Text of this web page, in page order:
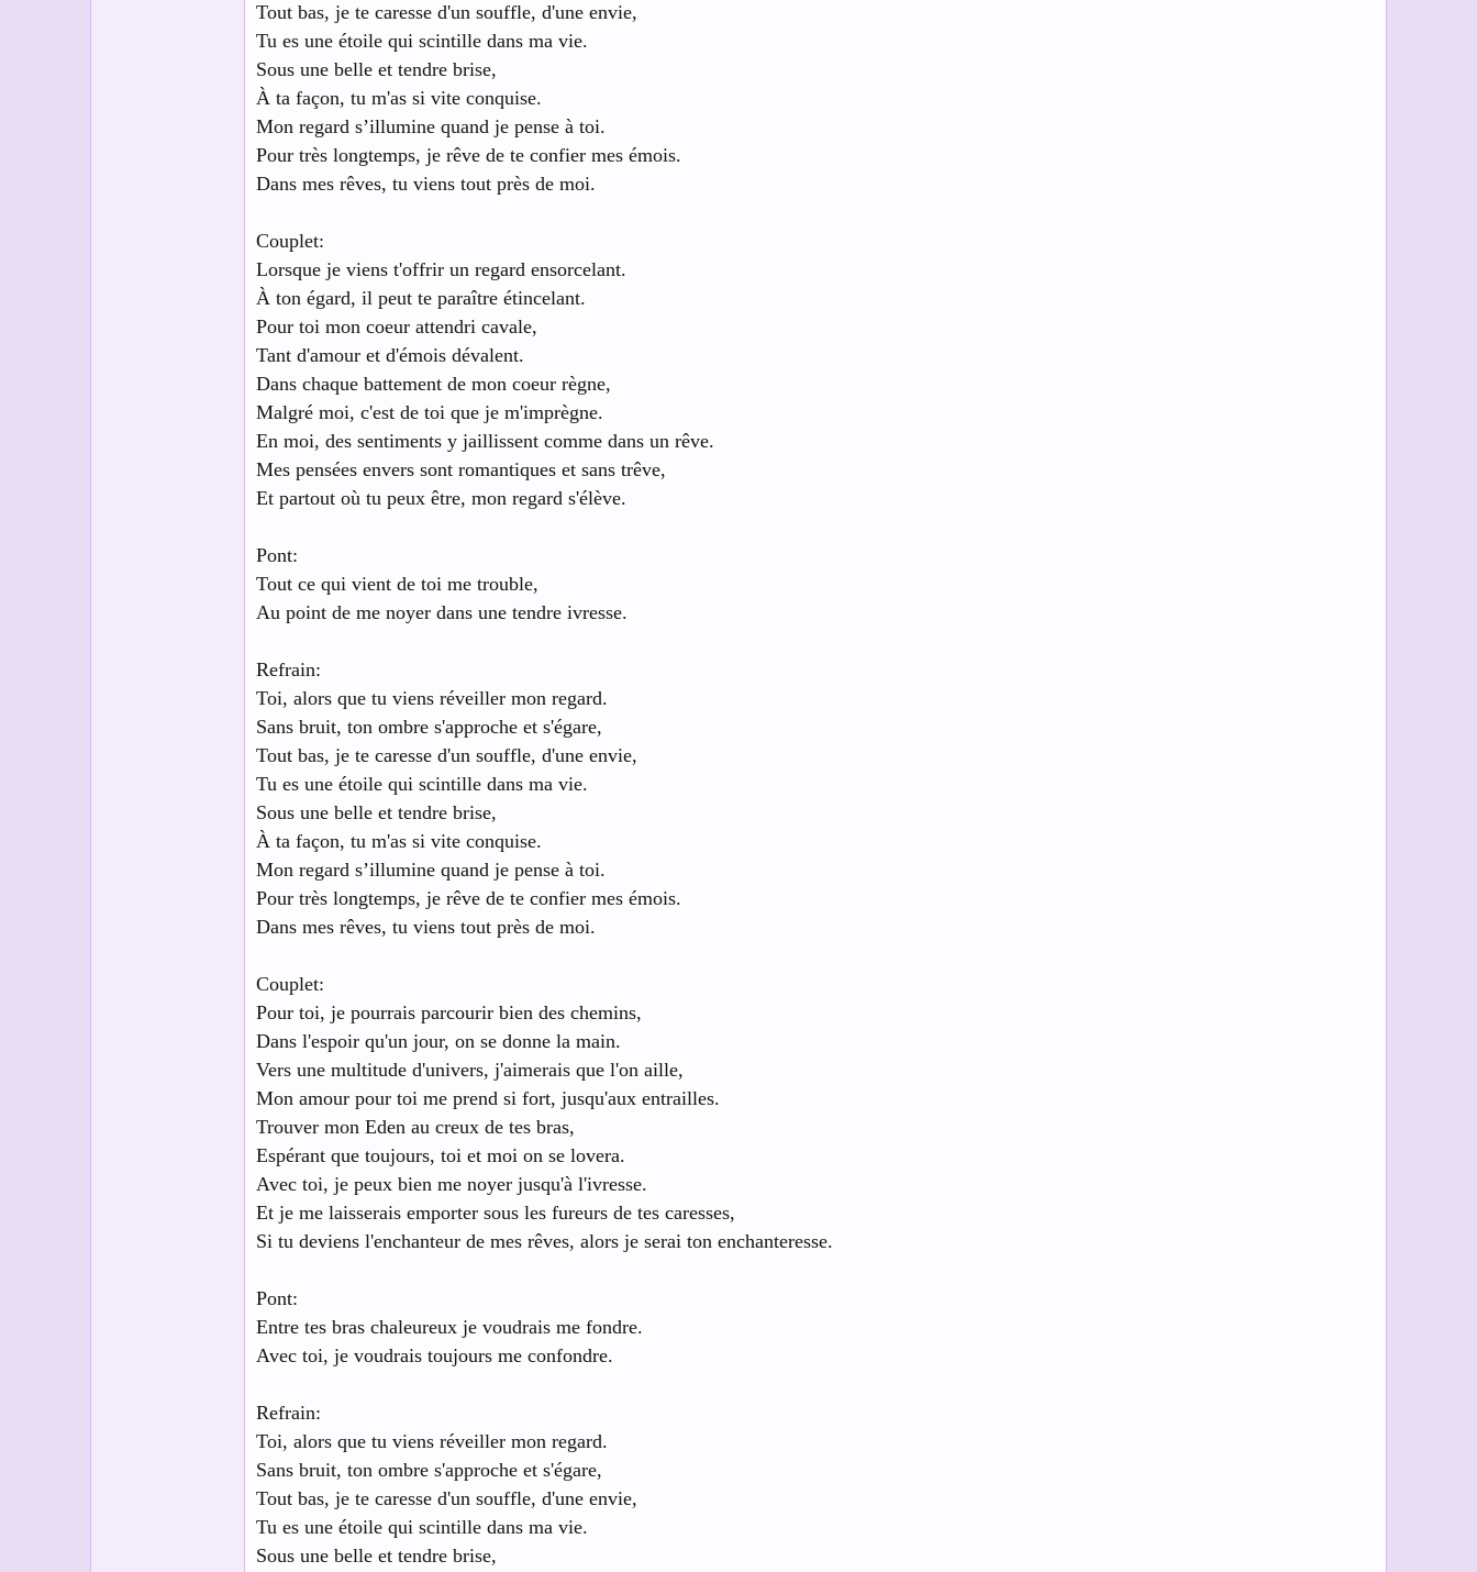
Tout bas, je te caresse d'un souffle, d'une envie,
Tu es une étoile qui scintille dans ma vie.
Sous une belle et tendre brise,
À ta façon, tu m'as si vite conquise.
Mon regard s’illumine quand je pense à toi.
Pour très longtemps, je rêve de te confier mes émois.
Dans mes rêves, tu viens tout près de moi.
Couplet:
Lorsque je viens t'offrir un regard ensorcelant.
À ton égard, il peut te paraître étincelant.
Pour toi mon coeur attendri cavale,
Tant d'amour et d'émois dévalent.
Dans chaque battement de mon coeur règne,
Malgré moi, c'est de toi que je m'imprègne.
En moi, des sentiments y jaillissent comme dans un rêve.
Mes pensées envers sont romantiques et sans trêve,
Et partout où tu peux être, mon regard s'élève.
Pont:
Tout ce qui vient de toi me trouble,
Au point de me noyer dans une tendre ivresse.
Refrain:
Toi, alors que tu viens réveiller mon regard.
Sans bruit, ton ombre s'approche et s'égare,
Tout bas, je te caresse d'un souffle, d'une envie,
Tu es une étoile qui scintille dans ma vie.
Sous une belle et tendre brise,
À ta façon, tu m'as si vite conquise.
Mon regard s’illumine quand je pense à toi.
Pour très longtemps, je rêve de te confier mes émois.
Dans mes rêves, tu viens tout près de moi.
Couplet:
Pour toi, je pourrais parcourir bien des chemins,
Dans l'espoir qu'un jour, on se donne la main.
Vers une multitude d'univers, j'aimerais que l'on aille,
Mon amour pour toi me prend si fort, jusqu'aux entrailles.
Trouver mon Eden au creux de tes bras,
Espérant que toujours, toi et moi on se lovera.
Avec toi, je peux bien me noyer jusqu'à l'ivresse.
Et je me laisserais emporter sous les fureurs de tes caresses,
Si tu deviens l'enchanteur de mes rêves, alors je serai ton enchanteresse.
Pont:
Entre tes bras chaleureux je voudrais me fondre.
Avec toi, je voudrais toujours me confondre.
Refrain:
Toi, alors que tu viens réveiller mon regard.
Sans bruit, ton ombre s'approche et s'égare,
Tout bas, je te caresse d'un souffle, d'une envie,
Tu es une étoile qui scintille dans ma vie.
Sous une belle et tendre brise,